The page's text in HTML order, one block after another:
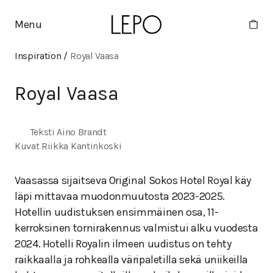
Menu
Inspiration / Royal Vaasa
Royal Vaasa
Teksti Aino Brandt
Kuvat Riikka Kantinkoski
Vaasassa sijaitseva Original Sokos Hotel Royal käy
läpi mittavaa muodonmuutosta 2023-2025.
Hotellin uudistuksen ensimmäinen osa, 11-
kerroksinen tornirakennus valmistui alku vuodesta
2024. Hotelli Royalin ilmeen uudistus on tehty
raikkaalla ja rohkealla väripaletilla sekä uniikeilla